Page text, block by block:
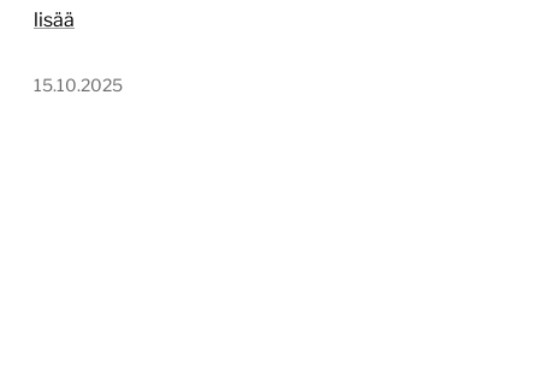
lisää
15.10.2025